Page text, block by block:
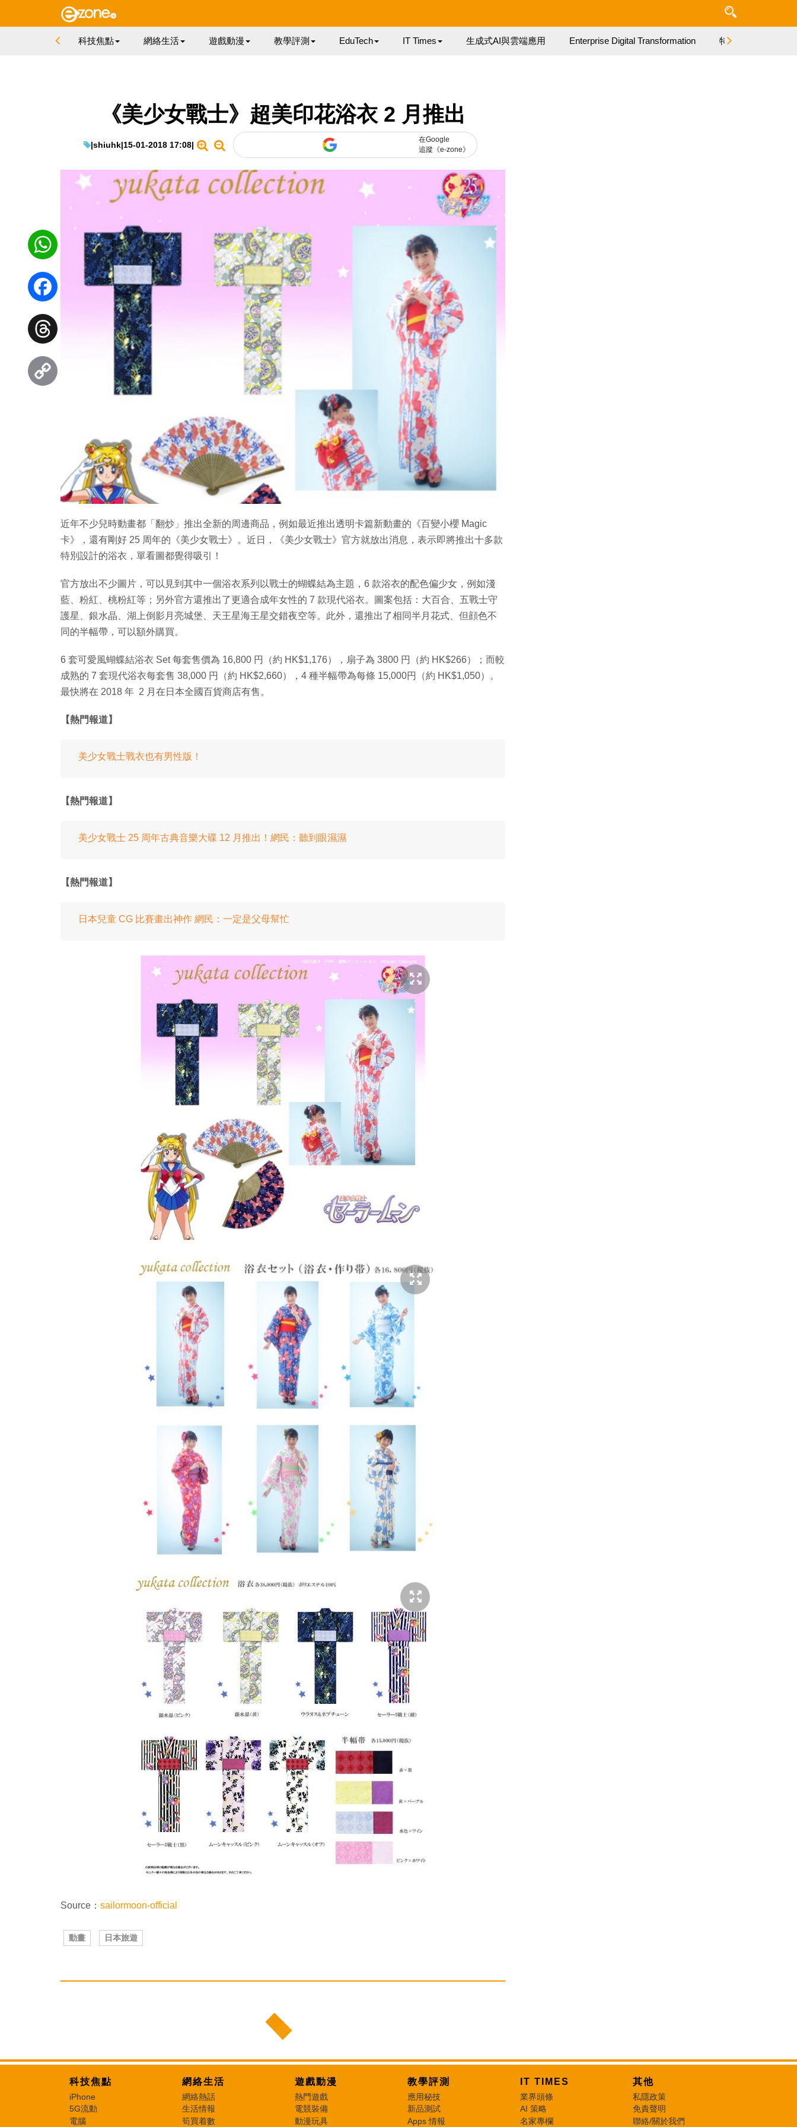
科技焦點 網絡生活 遊戲動漫 教學評測 EduTech IT Times 生成式AI與雲端應用 Enterprise Digital Transformation 特集
《美少女戰士》超美印花浴衣 2 月推出
|shiuhk|15-01-2018 17:08|
在Google
追蹤《e-zone》
近年不少兒時動畫都「翻炒」推出全新的周邊商品，例如最近推出透明卡篇新動畫的《百變小櫻 Magic
卡》，還有剛好 25 周年的《美少女戰士》。近日，《美少女戰士》官方就放出消息，表示即將推出十多款
特別設計的浴衣，單看圖都覺得吸引！
官方放出不少圖片，可以見到其中一個浴衣系列以戰士的蝴蝶結為主題，6 款浴衣的配色偏少女，例如淺
藍、粉紅、桃粉紅等；另外官方還推出了更適合成年女性的 7 款現代浴衣。圖案包括：大百合、五戰士守
護星、銀水晶、湖上倒影月亮城堡、天王星海王星交錯夜空等。此外，還推出了相同半月花式、但顔色不
同的半幅帶，可以額外購買。
6 套可愛風蝴蝶結浴衣 Set 每套售價為 16,800 円（約 HK$1,176），扇子為 3800 円（約 HK$266）；而較
成熟的 7 套現代浴衣每套售 38,000 円（約 HK$2,660），4 種半幅帶為每條 15,000円（約 HK$1,050）。
最快將在 2018 年 2 月在日本全國百貨商店有售。
【熱門報道】
美少女戰士戰衣也有男性版！
【熱門報道】
美少女戰士 25 周年古典音樂大碟 12 月推出！網民：聽到眼濕濕
【熱門報道】
日本兒童 CG 比賽畫出神作 網民：一定是父母幫忙
Source： sailormoon-official
動畫 日本旅遊
WhatsApp
Facebook
Threads
科技焦點
iPhone
5G流動
電腦
網絡生活
網絡熱話
生活情報
筍買着數
遊戲動漫
熱門遊戲
電競裝備
動漫玩具
教學評測
應用秘技
新品測試
Apps 情報
IT TIMES
業界頭條
AI 策略
名家專欄
其他
私隱政策
免責聲明
聯絡/關於我們